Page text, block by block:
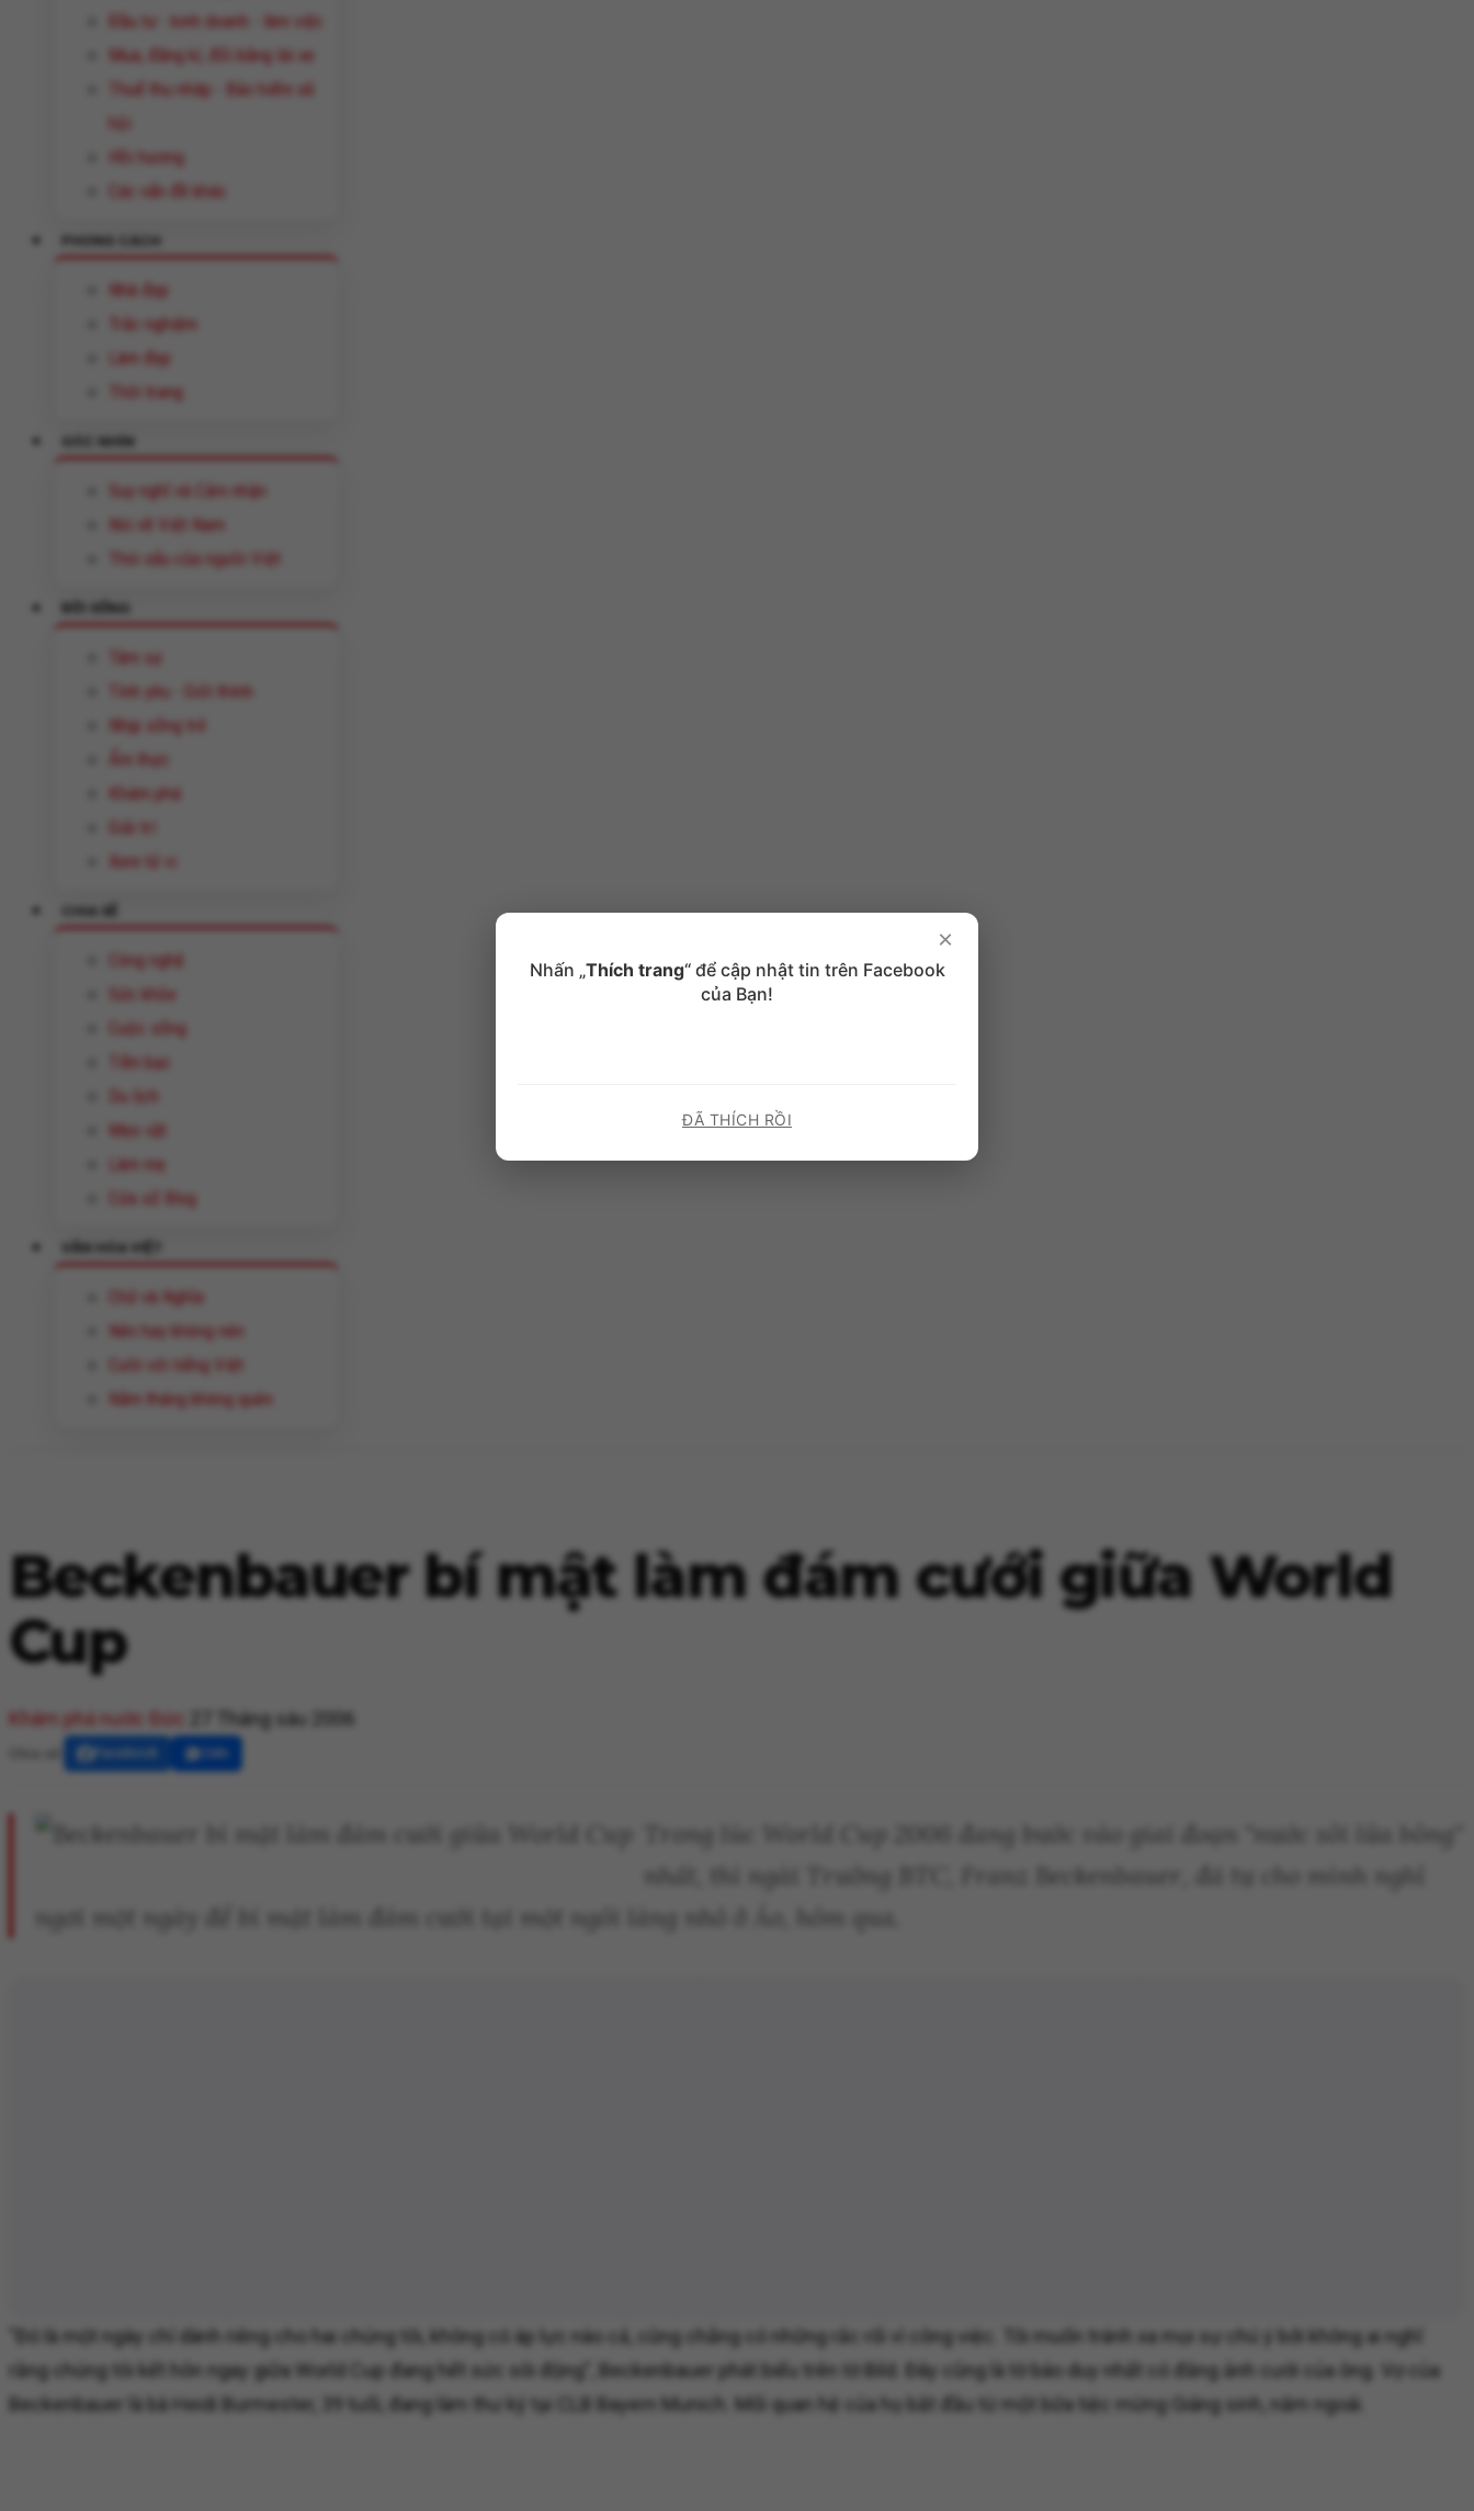
Đầu tư - kinh doanh - làm việc
Mua, đăng kí, đổi bằng lái xe
Thuế thu nhâp - Bảo hiểm xã
hội
Hồi hương
Các vấn đề khác
PHONG CÁCH
Nhà đẹp
Trắc nghiệm
Làm đẹp
Thời trang
GÓC NHÌN
Suy nghĩ và Cảm nhận
Nói về Việt Nam
Thói xấu của người Việt
ĐỜI SỐNG
Tâm sự
Tình yêu - Giới thính
Nhịp sống trẻ
Ẩm thực
Khám phá
Giải trí
Xem tử vi
CHIA SẺ
Công nghệ
Sức khỏe
Cuộc sống
Tiền bạc
Du lịch
Mẹo vặt
Làm mẹ
Cửa sổ Blog
VĂN HÓA VIỆT
Chữ và Nghĩa
Nên hay không nên
Cười với tiếng Việt
Năm tháng không quên
Beckenbauer bí mật làm đám cưới giữa World
Cup
Khám phá nước Đức 27 Tháng sáu 2006
nhất, thì ngài Trưởng BTC, Franz Beckenbauer, đã tự cho mình nghỉ
ngơi một ngày để bí mật làm đám cưới tại một ngôi làng nhỏ ở Áo, hôm qua.
"Đó là một ngày chỉ dành riêng cho hai chúng tôi, không có áp lực nào cả, cũng chẳng có những rắc rối vì công việc. Tôi muốn tránh xa mọi sự chú ý bởi không ai nghĩ
rằng chúng tôi kết hôn ngay giữa World Cup đang hết sức sôi động", Beckenbauer phát biểu trên tờ Bild. Đây cũng là tờ báo duy nhất có đăng ảnh cưới của ông. Vợ của
Beckenbauer là bà Heidi Burmester, 39 tuổi, đang làm thư ký tại CLB Bayern Munich. Mối quan hệ của họ bắt đầu từ một bữa tiệc mừng Giáng sinh, năm ngoái.
×
Nhấn „Thích trang“ để cập nhật tin trên Facebook
của Bạn!
ĐÃ THÍCH RỒI